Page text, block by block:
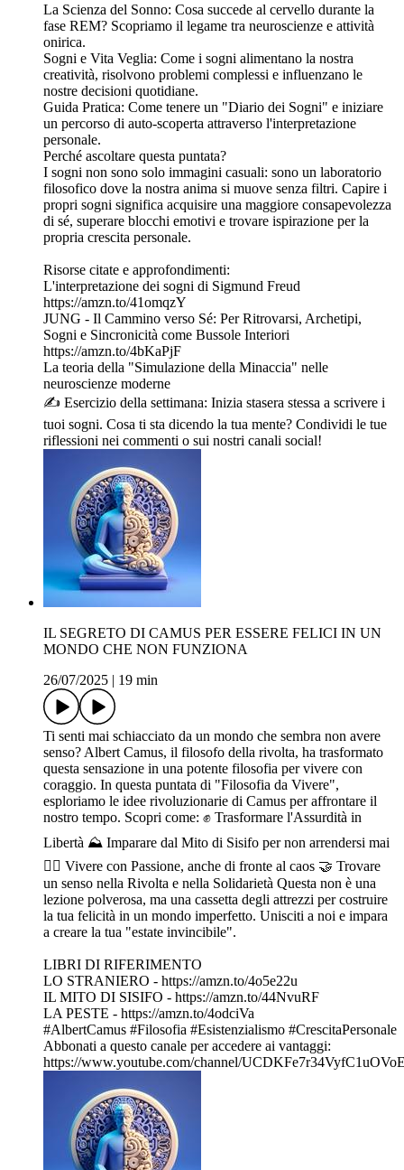
La Scienza del Sonno: Cosa succede al cervello durante la
fase REM? Scopriamo il legame tra neuroscienze e attività
onirica.
Sogni e Vita Veglia: Come i sogni alimentano la nostra
creatività, risolvono problemi complessi e influenzano le
nostre decisioni quotidiane.
Guida Pratica: Come tenere un "Diario dei Sogni" e iniziare
un percorso di auto-scoperta attraverso l'interpretazione
personale.
Perché ascoltare questa puntata?
I sogni non sono solo immagini casuali: sono un laboratorio
filosofico dove la nostra anima si muove senza filtri. Capire i
propri sogni significa acquisire una maggiore consapevolezza
di sé, superare blocchi emotivi e trovare ispirazione per la
propria crescita personale.
Risorse citate e approfondimenti:
L'interpretazione dei sogni di Sigmund Freud
https://amzn.to/41omqzY
JUNG - Il Cammino verso Sé: Per Ritrovarsi, Archetipi,
Sogni e Sincronicità come Bussole Interiori
https://amzn.to/4bKaPjF
La teoria della "Simulazione della Minaccia" nelle
neuroscienze moderne
✍️ Esercizio della settimana: Inizia stasera stessa a scrivere i
tuoi sogni. Cosa ti sta dicendo la tua mente? Condividi le tue
riflessioni nei commenti o sui nostri canali social!
IL SEGRETO DI CAMUS PER ESSERE FELICI IN UN
MONDO CHE NON FUNZIONA
26/07/2025
19 min
Ti senti mai schiacciato da un mondo che sembra non avere
senso? Albert Camus, il filosofo della rivolta, ha trasformato
questa sensazione in una potente filosofia per vivere con
coraggio. In questa puntata di "Filosofia da Vivere",
esploriamo le idee rivoluzionarie di Camus per affrontare il
nostro tempo. Scopri come: ✊ Trasformare l'Assurdità in
Libertà ⛰️ Imparare dal Mito di Sisifo per non arrendersi mai
❤️‍🔥 Vivere con Passione, anche di fronte al caos 🤝 Trovare
un senso nella Rivolta e nella Solidarietà Questa non è una
lezione polverosa, ma una cassetta degli attrezzi per costruire
la tua felicità in un mondo imperfetto. Unisciti a noi e impara
a creare la tua "estate invincibile".
LIBRI DI RIFERIMENTO
LO STRANIERO - https://amzn.to/4o5e22u
IL MITO DI SISIFO - https://amzn.to/44NvuRF
LA PESTE - https://amzn.to/4odciVa
#AlbertCamus #Filosofia #Esistenzialismo #CrescitaPersonale
Abbonati a questo canale per accedere ai vantaggi:
https://www.youtube.com/channel/